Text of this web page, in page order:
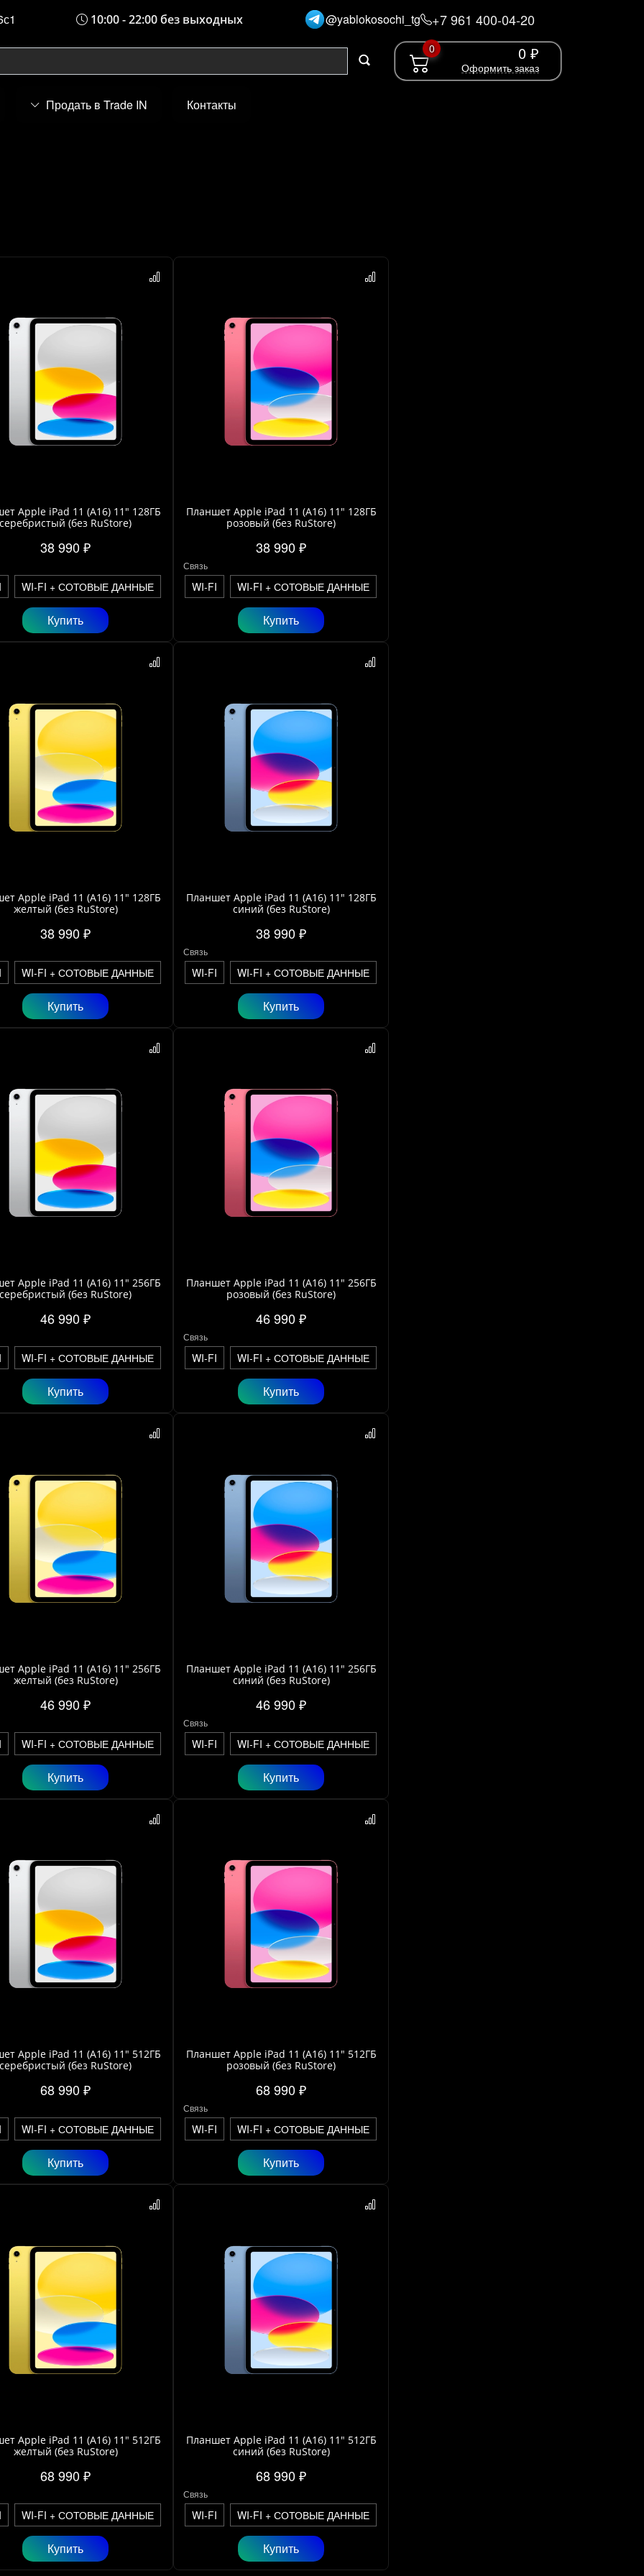
10:00 - 22:00 без выходных @yablokosochi_tg +7 961 400-04-20
0 0 ₽
Оформить заказ
Продать в Trade IN Контакты
Apple iPad 11 (A16) 11" 128ГБ
серебристый (без RuStore)
38 990 ₽
WI-FI + СОТОВЫЕ ДАННЫЕ
Купить
Планшет Apple iPad 11 (A16) 11" 128ГБ
розовый (без RuStore)
38 990 ₽
Связь
WI-FI WI-FI + СОТОВЫЕ ДАННЫЕ
Купить
Apple iPad 11 (A16) 11" 128ГБ
желтый (без RuStore)
38 990 ₽
WI-FI + СОТОВЫЕ ДАННЫЕ
Купить
Планшет Apple iPad 11 (A16) 11" 128ГБ
синий (без RuStore)
38 990 ₽
Связь
WI-FI WI-FI + СОТОВЫЕ ДАННЫЕ
Купить
Apple iPad 11 (A16) 11" 256ГБ
серебристый (без RuStore)
46 990 ₽
WI-FI + СОТОВЫЕ ДАННЫЕ
Купить
Планшет Apple iPad 11 (A16) 11" 256ГБ
розовый (без RuStore)
46 990 ₽
Связь
WI-FI WI-FI + СОТОВЫЕ ДАННЫЕ
Купить
Apple iPad 11 (A16) 11" 256ГБ
желтый (без RuStore)
46 990 ₽
WI-FI + СОТОВЫЕ ДАННЫЕ
Купить
Планшет Apple iPad 11 (A16) 11" 256ГБ
синий (без RuStore)
46 990 ₽
Связь
WI-FI WI-FI + СОТОВЫЕ ДАННЫЕ
Купить
Apple iPad 11 (A16) 11" 512ГБ
серебристый (без RuStore)
68 990 ₽
WI-FI + СОТОВЫЕ ДАННЫЕ
Купить
Планшет Apple iPad 11 (A16) 11" 512ГБ
розовый (без RuStore)
68 990 ₽
Связь
WI-FI WI-FI + СОТОВЫЕ ДАННЫЕ
Купить
Apple iPad 11 (A16) 11" 512ГБ
желтый (без RuStore)
68 990 ₽
WI-FI + СОТОВЫЕ ДАННЫЕ
Купить
Планшет Apple iPad 11 (A16) 11" 512ГБ
синий (без RuStore)
68 990 ₽
Связь
WI-FI WI-FI + СОТОВЫЕ ДАННЫЕ
Купить